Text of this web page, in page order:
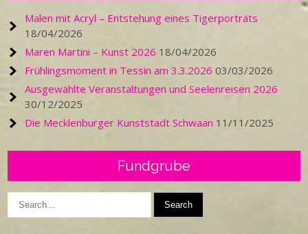
Malen mit Acryl – Entstehung eines Tigerporträts
18/04/2026
Maren Martini – Kunst 2026 18/04/2026
Frühlingsmoment in Tessin am 3.3.2026 03/03/2026
Ausgewählte Veranstaltungen und Seelenreisen 2026
30/12/2025
Die Mecklenburger Kunststadt Schwaan 11/11/2025
Fundgrube